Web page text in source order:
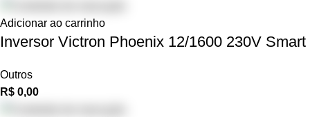
Adicionar ao carrinho
Inversor Victron Phoenix 12/1600 230V Smart
Outros
R$ 0,00